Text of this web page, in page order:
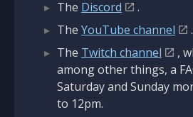
The Discord
.
The YouTube channel
.
The Twitch channel
,
among other things, a
Saturday and Sunday
to 12pm.